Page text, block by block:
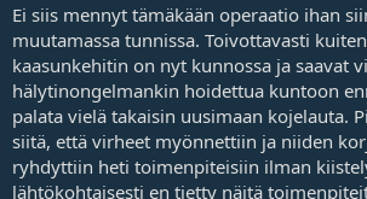
Ei siis mennyt tämäkään operaatio ihan
muutamassa tunnissa. Toivottavasti
kaasunkehitin on nyt kunnossa ja saavat
hälytinongelmankin hoidettua kuntoon
palata vielä takaisin uusimaan kojelauta.
siitä, että virheet myönnettiin ja niiden
ryhdyttiin heti toimenpiteisiin ilman
lähtökohtaisesti en tietty näitä